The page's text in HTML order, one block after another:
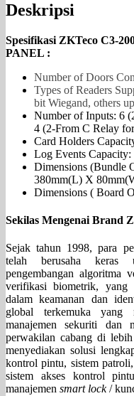
Deskripsi
Spesifikasi ZKTeco C3-
PANEL :
Number of Doors
Types of Readers
bit Wiegand, others
Number of Inputs: 6
4 (2-From C Relay
Card Holders
Log Events Capacity:
Dimensions (Bundle
380mm(L) X
Dimensions ( Board
Sekilas Mengenai Brand
Sejak tahun 1998, para
telah berusaha keras
pengembangan algoritma
verifikasi biometrik, yang
dalam keamanan dan
global terkemuka yang
manajemen sekuriti dan
perwakilan cabang di
menyediakan solusi
kontrol pintu, sistem
sistem akses kontrol
manajemen smart lock/